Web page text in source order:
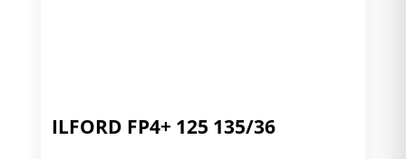
ILFORD FP4+ 125 135/36